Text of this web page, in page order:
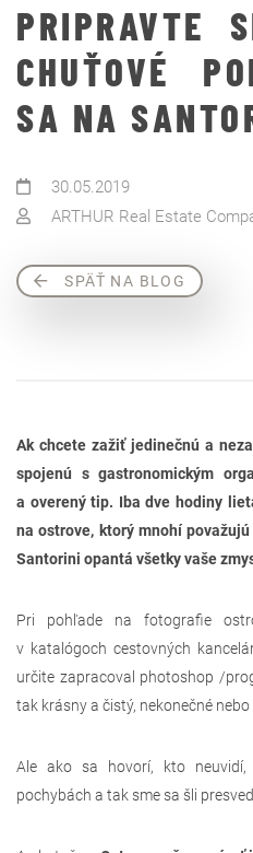
PRIPRAVTE
CHUŤOVÉ
SA NA
30.05.2019
ARTHUR Real Estate
SPÄŤ NA BLOG
Ak chcete zažiť jedinečnú a
spojenú s gastronomickým
a overený tip. Iba dve hodiny
na ostrove, ktorý mnohí
Santorini opantá všetky vaše
Pri pohľade na fotografie
v katalógoch cestovných
určite zapracoval photoshop /
tak krásny a čistý, nekonečné nebo
Ale ako sa hovorí, kto
pochybách a tak sme sa šli